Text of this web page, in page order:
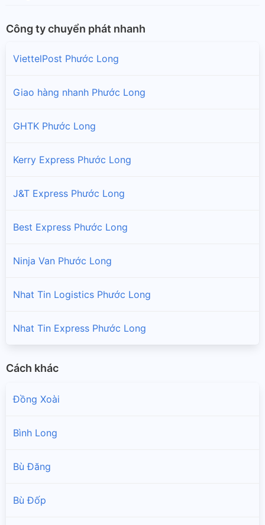
Công ty chuyển phát nhanh
ViettelPost Phước Long
Giao hàng nhanh Phước Long
GHTK Phước Long
Kerry Express Phước Long
J&T Express Phước Long
Best Express Phước Long
Ninja Van Phước Long
Nhat Tin Logistics Phước Long
Nhat Tin Express Phước Long
Cách khác
Đồng Xoài
Bình Long
Bù Đăng
Bù Đốp